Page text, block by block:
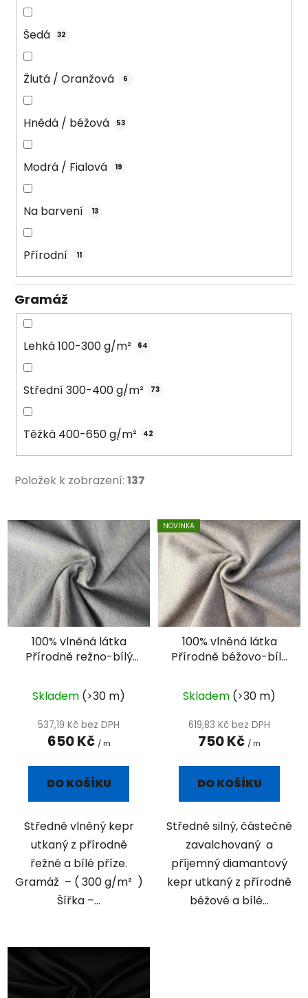
Šedá 32
Žlutá / Oranžová 6
Hnědá / béžová 53
Modrá / Fialová 19
Na barvení 13
Přírodní 11
Gramáž
Lehká 100-300 g/m² 64
Střední 300-400 g/m² 73
Těžká 400-650 g/m² 42
Položek k zobrazení: 137
V
ý
p
i
s
p
r
100% vlněná látka
Přírodně režno-bílý
Skladem (>30 m)
537,19 Kč bez DPH
650 Kč / m
DO KOŠÍKU
Středně vlněný kepr
utkaný z přírodně
řežné a bílé příze.
Gramáž – ( 300 g/m² )
Šířka –...
NOVINKA
100% vlněná látka
Přírodně béžovo-bílý
Skladem (>30 m)
619,83 Kč bez DPH
750 Kč / m
DO KOŠÍKU
Středně silný, částečně
zavalchovaný a
příjemný diamantový
kepr utkaný z přírodně
béžové a bílé...